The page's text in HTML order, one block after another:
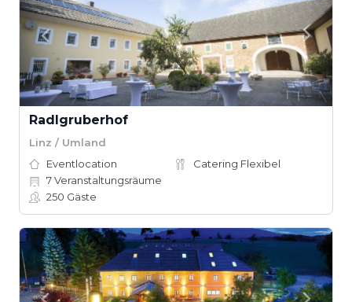
Radlgruberhof
Linz / Umland
Eventlocation
Catering Flexibel
7Veranstaltungsräume
250 Gäste